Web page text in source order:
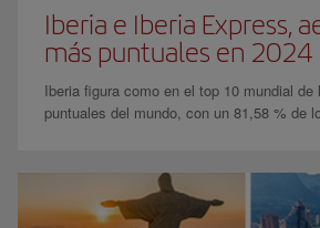
Iberia e Iberia Express,
más puntuales en 2024
Iberia figura como en el top 10 mundial
puntuales del mundo, con un 81,58 % de